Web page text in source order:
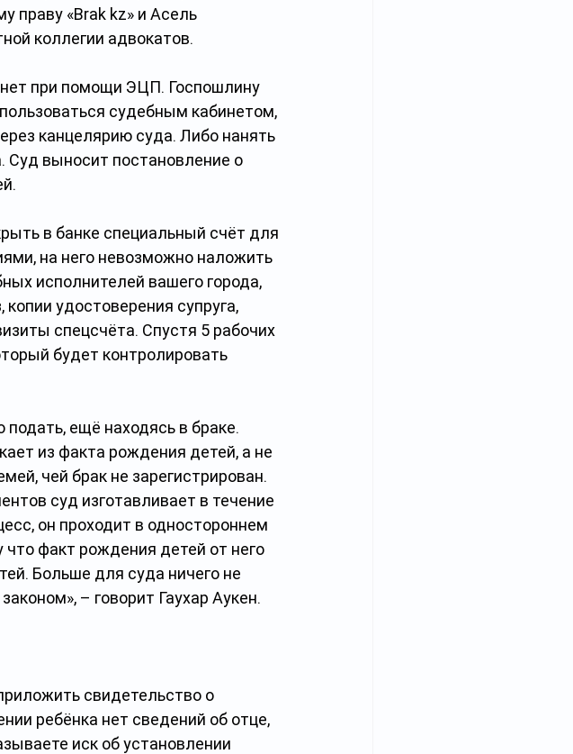
праву «Brak kz» и Асель
коллегии адвокатов.
при помощи ЭЦП. Госпошлину
судебным кабинетом,
канцелярию суда. Либо нанять
Суд выносит постановление о
в банке специальный счёт для
на него невозможно наложить
исполнителей вашего города,
удостоверения супруга,
спецсчёта. Спустя 5 рабочих
будет контролировать
ещё находясь в браке.
из факта рождения детей, а не
чей брак не зарегистрирован.
суд изготавливает в течение
он проходит в одностороннем
факт рождения детей от него
Больше для суда ничего не
– говорит Гаухар Аукен.
свидетельство о
ребёнка нет сведений об отце,
иск об установлении